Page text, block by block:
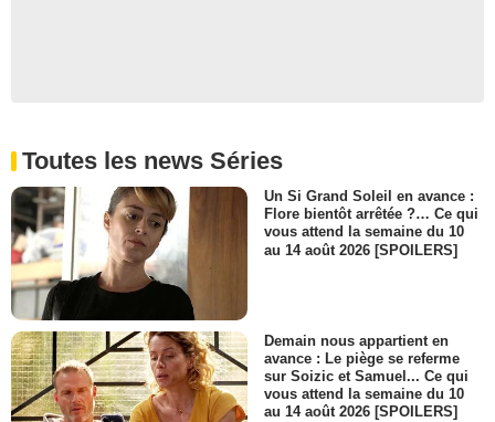
Toutes les news Séries
Un Si Grand Soleil en avance :
Flore bientôt arrêtée ?… Ce qui
vous attend la semaine du 10
au 14 août 2026 [SPOILERS]
Demain nous appartient en
avance : Le piège se referme
sur Soizic et Samuel... Ce qui
vous attend la semaine du 10
au 14 août 2026 [SPOILERS]